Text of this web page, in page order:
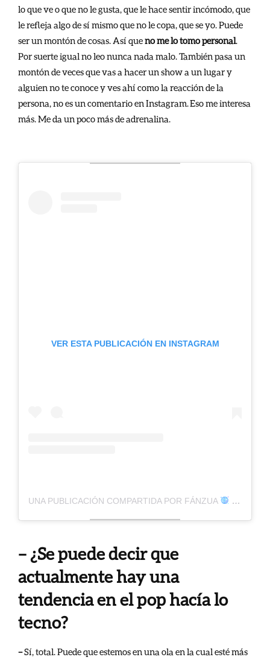
lo que ve o que no le gusta, que le hace sentir incómodo, que
le refleja algo de sí mismo que no le copa, que se yo. Puede
ser un montón de cosas. Así queno me lo tomo personal.
Por suerte igual no leo nunca nada malo. También pasa un
montón de veces que vas a hacer un show a un lugar y
alguien no te conoce y ves ahí como la reacción de la
persona, no es un comentario en Instagram. Eso me interesa
más. Me da un poco más de adrenalina.
VER ESTA PUBLICACIÓN EN INSTAGRAM
UNA PUBLICACIÓN COMPARTIDA POR FÁNZUA
– ¿Se puede decir que
actualmente hay una
tendencia en el pop hacía lo
tecno?
–Sí, total. Puede que estemos en una ola en la cual esté más